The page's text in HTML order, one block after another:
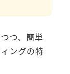
つ、簡単
ングの特